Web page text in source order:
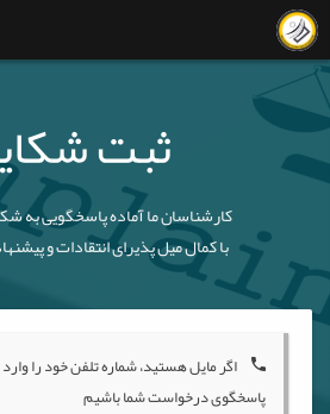
ثبت
کارشناسان ما آماده پاسخگویی به
با کمال میل پذیرای انتقادات و
اگر مایل هستید، شماره تلفن خود را وارد
پاسخگوی درخواست شما باشیم